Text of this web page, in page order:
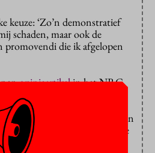
keuze: ‘Zo’n demonstratief
schaden, maar ook de
die ik afgelopen
opinieartikelin het NRC
geen keus te hebben, juist
te boek staat. Hij is
grotere rol die religie inneemt in
‘Het is intussen op de meeste
een gebedsruimte te